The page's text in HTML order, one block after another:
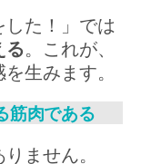
た！」では
。これが、
生みます。
筋肉である
ません。